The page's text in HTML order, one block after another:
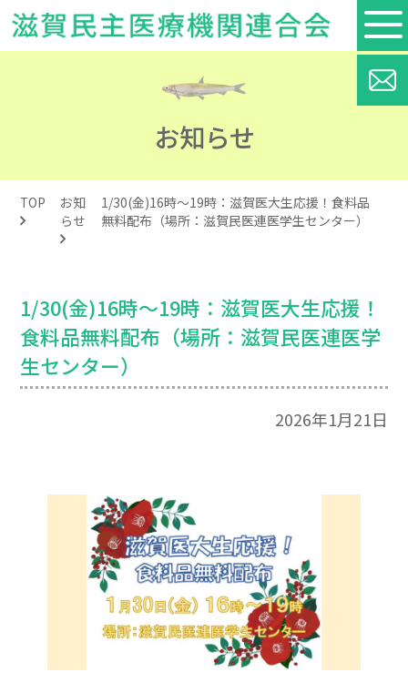
お知らせ
TOP
お知
らせ
1/30(金)16時～19時：滋賀医大生応援！食料品
無料配布（場所：滋賀民医連医学生センター）
1/30(金)16時～19時：滋賀医大生応援！
食料品無料配布（場所：滋賀民医連医学
生センター）
2026年1月21日